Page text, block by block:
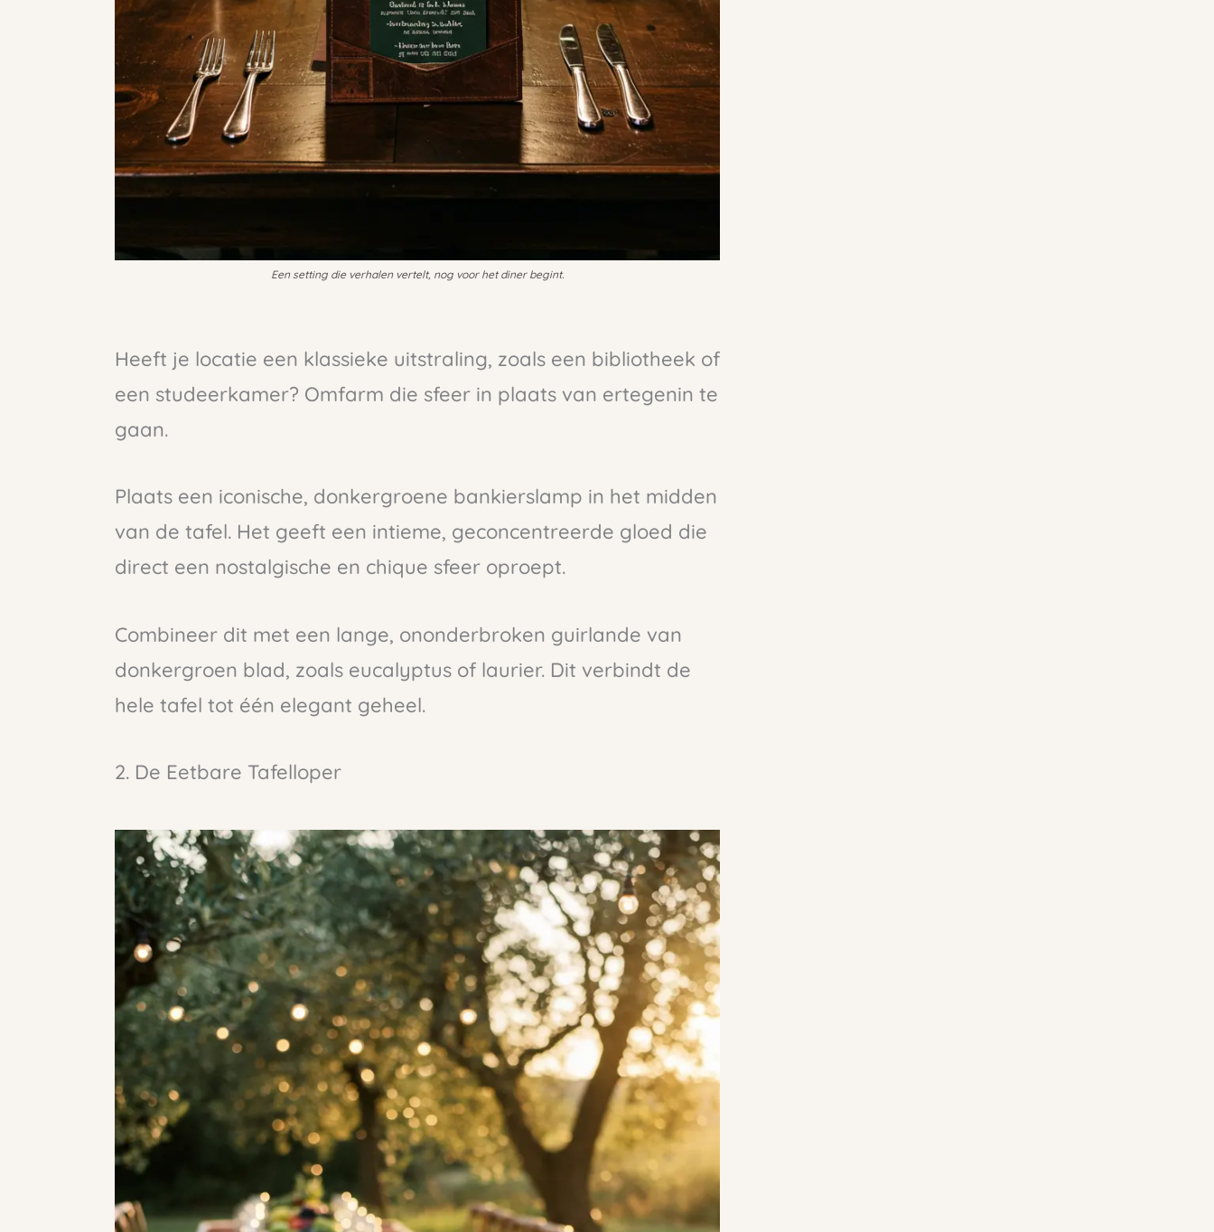
Een setting die verhalen vertelt, nog voor het diner begint.
Heeft je locatie een klassieke uitstraling, zoals een bibliotheek of
een studeerkamer? Omfarm die sfeer in plaats van ertegenin te
gaan.
Plaats een iconische, donkergroene bankierslamp in het midden
van de tafel. Het geeft een intieme, geconcentreerde gloed die
direct een nostalgische en chique sfeer oproept.
Combineer dit met een lange, ononderbroken guirlande van
donkergroen blad, zoals eucalyptus of laurier. Dit verbindt de
hele tafel tot één elegant geheel.
2. De Eetbare Tafelloper